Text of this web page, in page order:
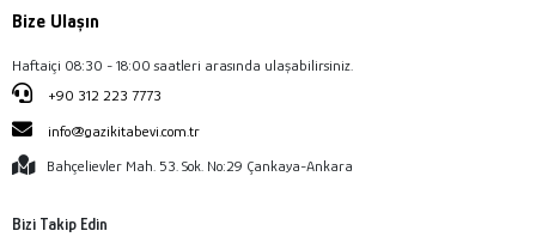
Bize Ulaşın
Haftaiçi 08:30 - 18:00 saatleri arasında ulaşabilirsiniz.
+90 312 223 7773
info@gazikitabevi.com.tr
Bahçelievler Mah. 53. Sok. No:29 Çankaya-Ankara
Bizi Takip Edin